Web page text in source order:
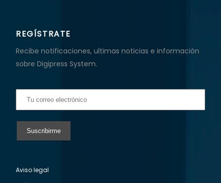
REGÍSTRATE
Recibe notificaciones, ultimas noticias e información
sobre Digipress System.
Aviso legal